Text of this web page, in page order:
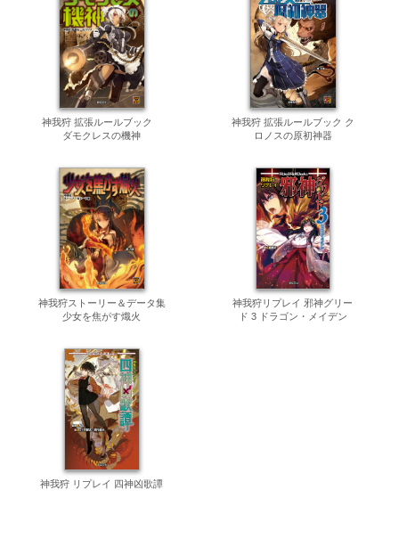
神我狩 拡張ルールブック
ダモクレスの機神
神我狩 拡張ルールブック ク
ロノスの原初神器
神我狩ストーリー＆データ集
少女を焦がす熾火
神我狩リプレイ 邪神グリー
ド 3 ドラゴン・メイデン
神我狩 リプレイ 四神凶歌譚